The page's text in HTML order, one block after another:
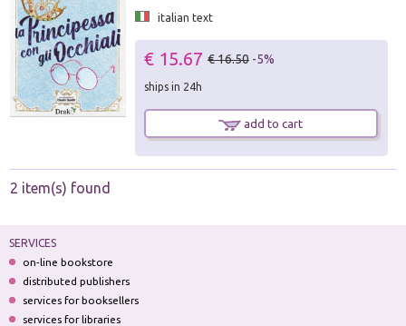
italian text
€ 15.67 € 16.50 -5%
ships in 24h
add to cart
2 item(s) found
SERVICES
on-line bookstore
distributed publishers
services for booksellers
services for libraries